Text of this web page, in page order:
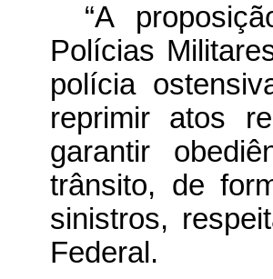
“A
Polícias
polícia
reprimir atos
garantir
trânsito, de
sinistros,
Federal.